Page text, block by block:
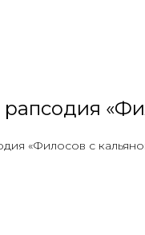
«Филосов с